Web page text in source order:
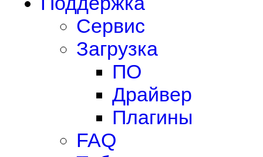
Сервис
Загрузка
ПО
Драйвер
Плагины
FAQ